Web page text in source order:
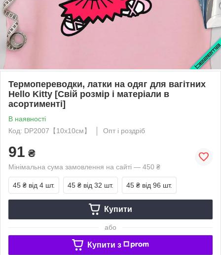
Термопереводки, латки на одяг для вагітних
Hello Kitty [Свій розмір і матеріали в
асортименті]
В наявності
Код: DP2007【10x10см】
Опт і роздріб
91 ₴
Мінімальна сума замовлення на сайті — 450 ₴
45 ₴ від 4 шт. 45 ₴ від 32 шт. 45 ₴ від 96 шт.
Купити
або
Купити з